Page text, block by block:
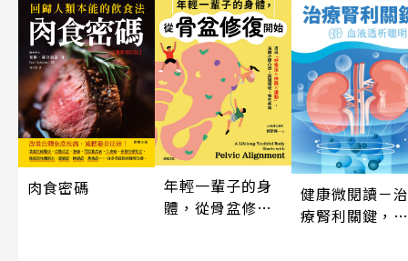
肉食密碼
年輕一輩子的身
體，從骨盆修復
健康微閱讀－治
療腎利關鍵，血